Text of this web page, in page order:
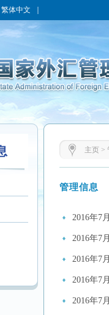
繁体中文
主页 >
管理信息
2016年7
2016年7
2016年7
2016年7
2016年7